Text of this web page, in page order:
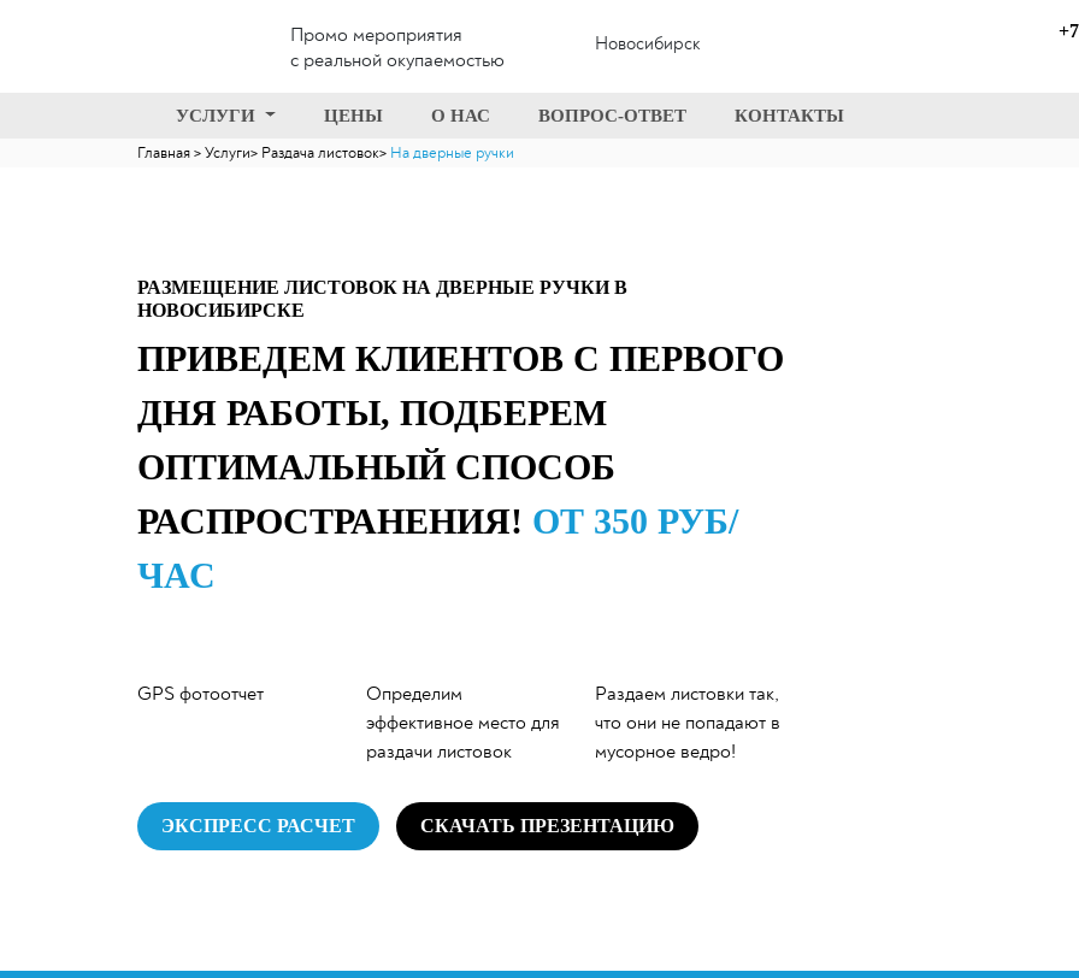
Промо мероприятия
с реальной окупаемостью
Новосибирск
УСЛУГИ ЦЕНЫ О НАС ВОПРОС-ОТВЕТ
КОНТАКТЫ
Главная
Услуги Раздача листовок На дверные ручки
РАЗМЕЩЕНИЕ ЛИСТОВОК НА ДВЕРНЫЕ РУЧКИ В
НОВОСИБИРСКЕ
ПРИВЕДЕМ КЛИЕНТОВ С ПЕРВОГО
ДНЯ РАБОТЫ, ПОДБЕРЕМ
ОПТИМАЛЬНЫЙ СПОСОБ
РАСПРОСТРАНЕНИЯ! ОТ 350 РУБ/
ЧАС
GPS фотоотчет
Определим
эффективное место для
раздачи листовок
Раздаем листовки так,
что они не попадают в
мусорное ведро!
ЭКСПРЕСС РАСЧЕТ СКАЧАТЬ ПРЕЗЕНТАЦИЮ